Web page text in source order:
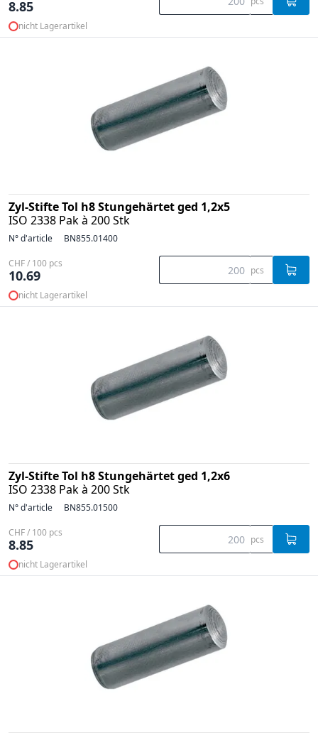
8.85
nicht Lagerartikel
Zyl-Stifte Tol h8 Stungehärtet ged 1,2x5
ISO 2338 Pak à 200 Stk
N° d'article BN855.01400
CHF / 100 pcs
10.69 pcs
nicht Lagerartikel
Zyl-Stifte Tol h8 Stungehärtet ged 1,2x6
ISO 2338 Pak à 200 Stk
N° d'article BN855.01500
CHF / 100 pcs
8.85 pcs
nicht Lagerartikel